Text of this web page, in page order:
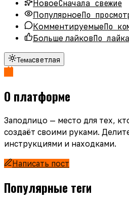
НовоеСначала свежие
ПопулярноеПо
КомментируемыеПо
Больше лайковПо
Темасветлая
О платформе
Заподлицо — место для тех,
создаёт своими руками.
инструкциями и находками.
Написать пост
Популярные теги